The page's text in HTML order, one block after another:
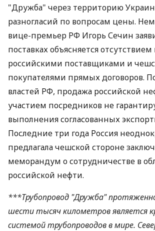
"Дружба" через территорию
разногласий по вопросам цены.
вице-премьер РФ Игорь Сечин
поставках объясняется
российскими поставщиками и
покупателями прямых договоров.
властей РФ, продажа российской
участием посредников не
выполнения согласованных
Последние три года Россия
предлагала чешской стороне
меморандум о сотрудничестве в
российской нефти.
***Трубопровод "Дружба"
шести тысяч километров является
системой трубопроводов в мире.